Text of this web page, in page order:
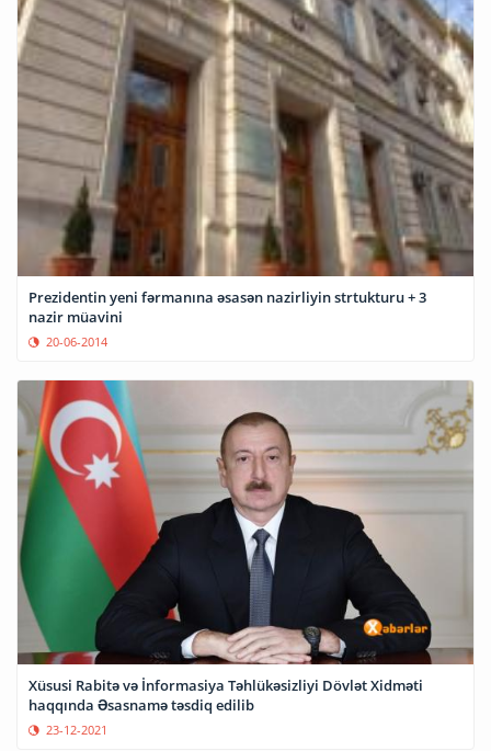
Prezidentin yeni fərmanına əsasən nazirliyin strtukturu + 3
nazir müavini
20-06-2014
Xüsusi Rabitə və İnformasiya Təhlükəsizliyi Dövlət Xidməti
haqqında Əsasnamə təsdiq edilib
23-12-2021